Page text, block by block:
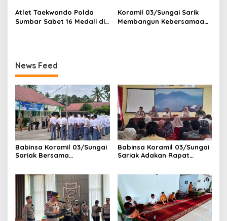
Makodim
Bacakan Amanat Kasad
Atlet Taekwondo Polda
Sumbar Sabet 16 Medali di
Koramil 03/Sungai Sarik
Membangun Kebersamaan
News Feed
Babinsa Koramil 03/Sungai
Sariak Bersama
Seleksi Calon Anggota
Paskibra Tingkat
Kecamatan VII Koto
Patamuan
Babinsa Koramil 03/Sungai
Sariak Adakan Rapat